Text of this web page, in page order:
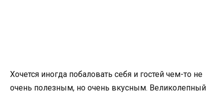
Хочется иногда побаловать себя и гостей чем-то не
очень полезным, но очень вкусным. Великолепный